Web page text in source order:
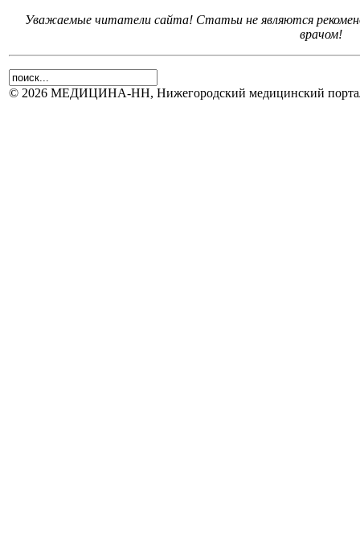
Уважаемые читатели сайта! Статьи не являются
врачом!
© 2026 МЕДИЦИНА-НН, Нижегородский медицинский